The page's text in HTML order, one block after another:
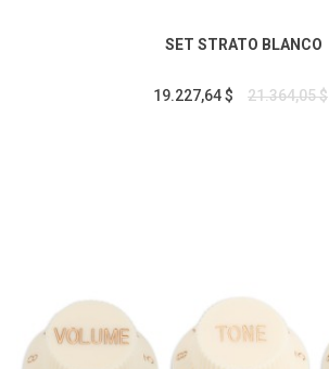
SET STRATO BLANCO
19.227,64 $ 21.364,05 $